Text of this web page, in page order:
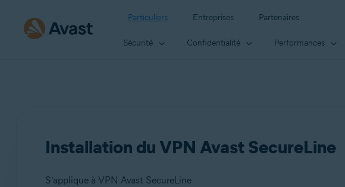
Particuliers Entreprises Partenaires
Sécurité Confidentialité Performances
Installation du VPN Avast SecureLine
S’applique à VPN Avast SecureLine